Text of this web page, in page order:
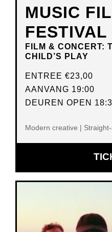
MUSIC
FESTIVAL
FILM & CONCERT:
CHILD’S PLAY
ENTREE €23,00
AANVANG 19:00
DEUREN OPEN
Modern creative |